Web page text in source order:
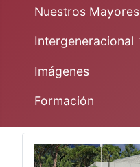
Nuestros Mayores
Intergeneracional
Imágenes
Formación